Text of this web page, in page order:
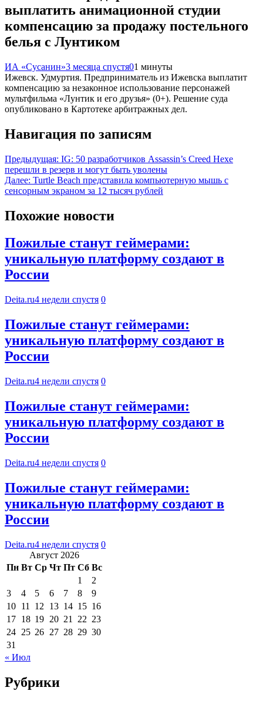
выплатить анимационной студии
компенсацию за продажу постельного
белья с Лунтиком
ИА «Сусанин»3 месяца спустя01 минуты
Ижевск. Удмуртия. Предприниматель из Ижевска выплатит
компенсацию за незаконное использование персонажей
мультфильма «Лунтик и его друзья» (0+). Решение суда
опубликовано в Картотеке арбитражных дел.
Навигация по записям
Предыдущая: IG: 50 разработчиков Assassin’s Creed Hexe
перешли в резерв и могут быть уволены
Далее: Turtle Beach представила компьютерную мышь с
сенсорным экраном за 12 тысяч рублей
Похожие новости
Пожилые станут геймерами:
уникальную платформу создают в
России
Deita.ru4 недели спустя 0
Пожилые станут геймерами:
уникальную платформу создают в
России
Deita.ru4 недели спустя 0
Пожилые станут геймерами:
уникальную платформу создают в
России
Deita.ru4 недели спустя 0
Пожилые станут геймерами:
уникальную платформу создают в
России
Deita.ru4 недели спустя 0
Август 2026
Пн Вт Ср Чт Пт Сб Вс
1
2
3
4 5 6 7 8
9
10 11 12 13 14 15 16
17 18 19 20 21 22 23
24 25 26 27 28 29 30
31
« Июл
Рубрики